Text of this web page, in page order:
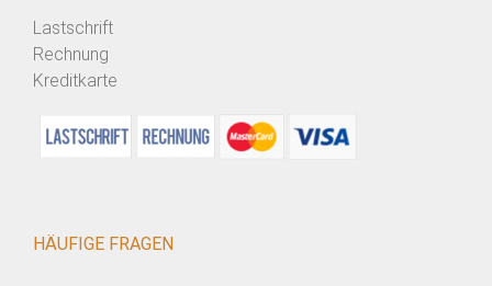
Lastschrift
Rechnung
Kreditkarte
HÄUFIGE FRAGEN